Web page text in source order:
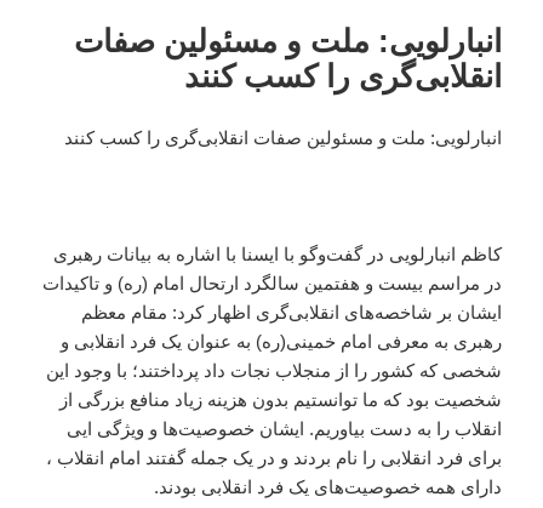
انبارلویی: ملت و مسئولین صفات
انقلابی‌گری را کسب کنند
انبارلویی: ملت و مسئولین صفات انقلابی‌گری را کسب کنند
کاظم انبارلویی در گفت‌وگو با ایسنا با اشاره به بیانات رهبری
در مراسم بیست و هفتمین سالگرد ارتحال امام (ره) و تاکیدات
ایشان بر شاخصه‌های انقلابی‌گری اظهار کرد: مقام معظم
رهبری به معرفی امام خمینی(ره) به عنوان یک فرد انقلابی و
شخصی که کشور را از منجلاب نجات داد پرداختند؛ با وجود این
شخصیت بود که ما توانستیم بدون هزینه زیاد منافع بزرگی از
انقلاب را به دست بیاوریم. ایشان خصوصیت‌ها و ویژگی ‌ایی
برای فرد انقلابی را نام بردند و در یک جمله گفتند امام انقلاب ،
دارای همه خصوصیت‌های یک فرد انقلابی بودند.